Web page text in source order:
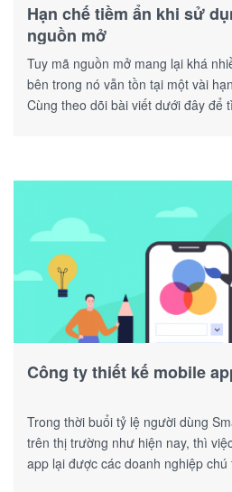
Hạn chế tiềm ẩn khi sử
nguồn mở
Tuy mã nguồn mở mang lại khá
bên trong nó vẫn tồn tại một vài
Cùng theo dõi bài viết dưới đây để
Công ty thiết kế mobile
Trong thời buổi tỷ lệ người dùng
trên thị trường như hiện nay, thì
app lại được các doanh nghiệp